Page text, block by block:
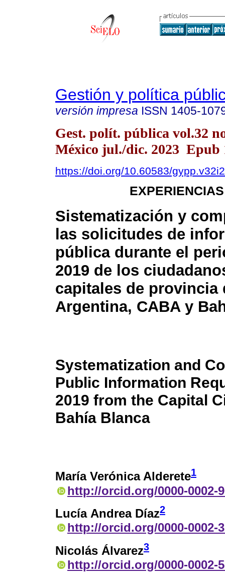
Gestión y política
versión impresa ISSN 1405-
Gest. polít. pública vol.32
México jul./dic. 2023 Epub
https://doi.org/10.60583/
Sistematización y
las solicitudes de
pública durante el
2019 de los
capitales de provincia
Argentina, CABA y
Systematization and
Public Information
2019 from the Capital
Bahía Blanca
María Verónica Alderete1
http://orcid.org/0000-0002-
Lucía Andrea Díaz2
http://orcid.org/0000-0002-
Nicolás Álvarez3
http://orcid.org/0000-0002-